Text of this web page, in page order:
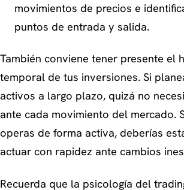
movimientos de precios e
puntos de entrada y salida.
También conviene tener presente el
temporal de tus inversiones. Si
activos a largo plazo, quizá no
ante cada movimiento del mercado.
operas de forma activa, deberías
actuar con rapidez ante cambios
Recuerda que la psicología del